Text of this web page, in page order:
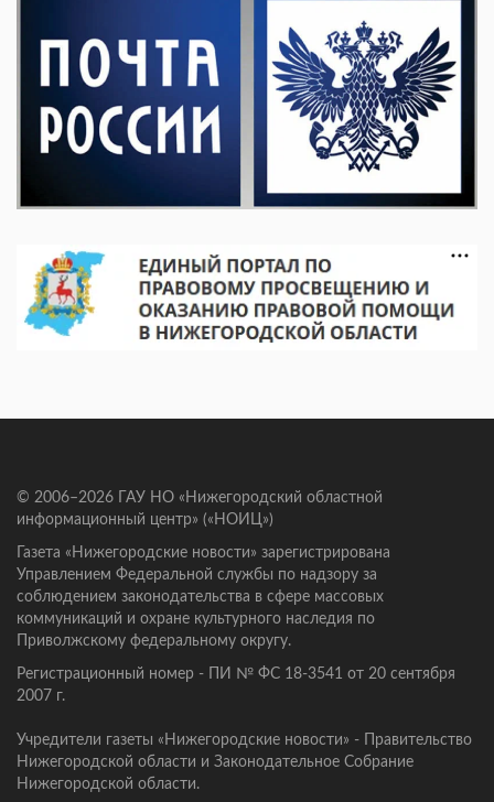
© 2006–2026 ГАУ НО «Нижегородский областной
информационный центр» («НОИЦ»)
Газета «Нижегородские новости» зарегистрирована
Управлением Федеральной службы по надзору за
соблюдением законодательства в сфере массовых
коммуникаций и охране культурного наследия по
Приволжскому федеральному округу.
Регистрационный номер - ПИ № ФС 18-3541 от 20 сентября
2007 г.
Учредители газеты «Нижегородские новости» - Правительство
Нижегородской области и Законодательное Собрание
Нижегородской области.